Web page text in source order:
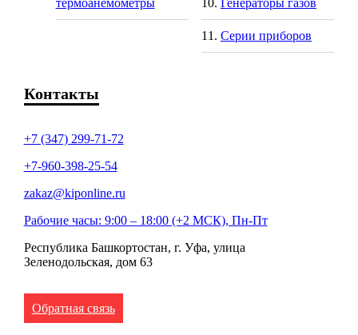
термоанемометры Генераторы газов
Серии приборов
Контакты
+7 (347) 299-71-72
+7-960-398-25-54
zakaz@kiponline.ru
Рабочие часы: 9:00 – 18:00 (+2 МСК), Пн-Пт
Республика Башкортостан, г. Уфа, улица
Зеленодольская, дом 63
Обратная связь